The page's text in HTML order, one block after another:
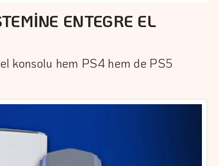
ENTEGRE EL
konsolu hem PS4 hem de PS5